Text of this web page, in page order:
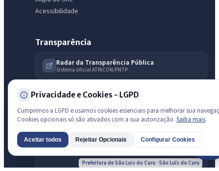
Acessibilidade
Transparência
Radar da Transparência Pública
Sistema oficial ATRICON/PNTP
Diagnóstico Atricon
Índice de transparência
Prefeitura de São Luis do Curu · São Luís do Curu
Privacidade e Cookies - LGPD
Cumprimos a LGPD e usamos cookies essenciais para melhorar sua
Cookies opcionais só são ativados com a sua autorização. Saiba mais.
Aceitar todos Rejeitar Opcionais Configurar Cookies